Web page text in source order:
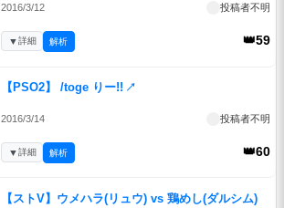
2016/3/12 投稿者不明
👑59
▼詳細 解析
【PSO2】 /toge りー!! ↗
2016/3/14 投稿者不明
👑60
▼詳細 解析
【ストV】ウメハラ(リュウ) vs 鶏めし(ダルシム)